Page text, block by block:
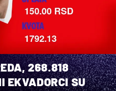
268.818
EKVADORCI SU